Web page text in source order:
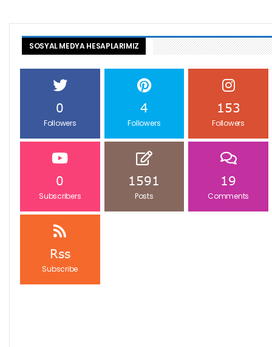
SOSYAL MEDYA HESAPLARIMIZ
0
Followers
4
Followers
153
Followers
0
Subscribers
1591
Posts
19
Comments
Rss
Subscribe